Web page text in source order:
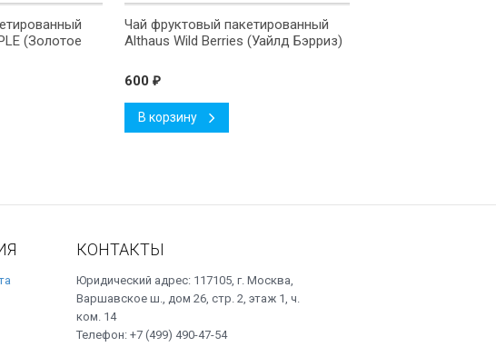
(Золотое
Чай фруктовый пакетированный
Althaus Wild Berries (Уайлд Бэрриз)
600 ₽
В корзину
КОНТАКТЫ
Юридический адрес: 117105, г. Москва,
Варшавское ш., дом 26, стр. 2, этаж 1, ч.
ком. 14
Телефон: +7 (499) 490-47-54